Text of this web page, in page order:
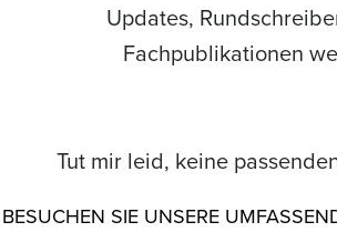
Updates,
Fachpublikationen
Tut mir leid, keine
BESUCHEN SIE UNSERE